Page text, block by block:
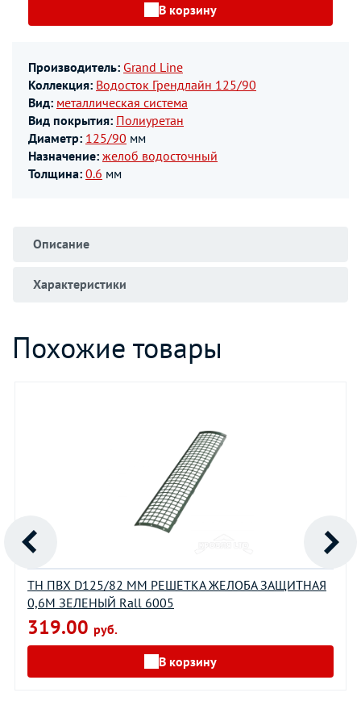
В корзину
Производитель: Grand Line
Коллекция: Водосток Грендлайн 125/90
Вид: металлическая система
Вид покрытия: Полиуретан
Диаметр: 125/90 мм
Назначение: желоб водосточный
Толщина: 0.6 мм
Описание
Характеристики
Похожие товары
ТН ПВХ D125/82 ММ РЕШЕТКА ЖЕЛОБА ЗАЩИТНАЯ
0,6М ЗЕЛЕНЫЙ Rall 6005
319.00 руб.
В корзину